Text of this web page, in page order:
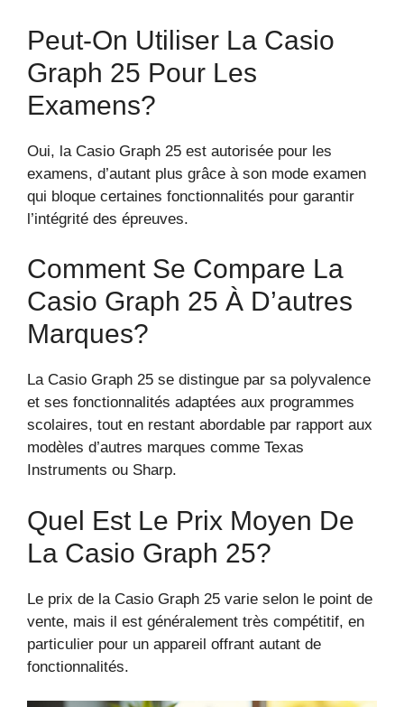
Peut-On Utiliser La Casio
Graph 25 Pour Les
Examens?
Oui, la Casio Graph 25 est autorisée pour les
examens, d’autant plus grâce à son mode examen
qui bloque certaines fonctionnalités pour garantir
l’intégrité des épreuves.
Comment Se Compare La
Casio Graph 25 À D’autres
Marques?
La Casio Graph 25 se distingue par sa polyvalence
et ses fonctionnalités adaptées aux programmes
scolaires, tout en restant abordable par rapport aux
modèles d’autres marques comme Texas
Instruments ou Sharp.
Quel Est Le Prix Moyen De
La Casio Graph 25?
Le prix de la Casio Graph 25 varie selon le point de
vente, mais il est généralement très compétitif, en
particulier pour un appareil offrant autant de
fonctionnalités.